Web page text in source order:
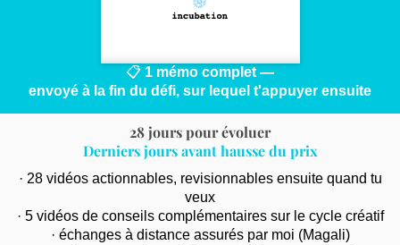
📋 1 mémo complet —
envoyé à la fin du défi, sur lequel t'appuyer ensuite
28 jours pour évoluer
Derniers jours avant hausse du prix
· 28 vidéos actionnables, revisionnables ensuite quand tu
veux
· 5 vidéos de conseils complémentaires sur le cycle créatif
· échanges à distance assurés par moi (Magali)